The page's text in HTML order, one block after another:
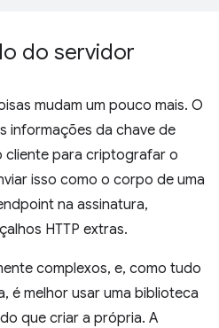
do servidor
mudam um pouco mais. O
informações da chave de
para criptografar o
isso como o corpo de uma
na assinatura,
HTTP extras.
complexos, e, como tudo
é melhor usar uma biblioteca
que criar a própria. A